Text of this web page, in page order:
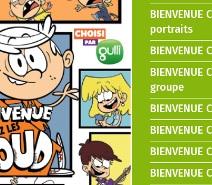
portraits
groupe